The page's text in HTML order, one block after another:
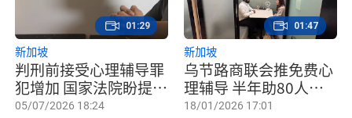
判刑前接受心理辅导罪
犯增加 国家法院盼提早
介入助康复
新加坡
05/07/2026 18:24
01:29
乌节路商联会推免费心
理辅导 半年助80人纾
解职场家庭压力
新加坡
18/01/2026 17:01
01:47